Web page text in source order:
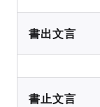
書出文言
書止文言